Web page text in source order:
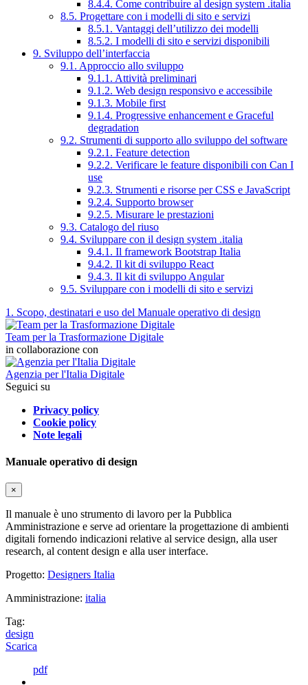
8.4.4. Come contribuire al design system .italia
8.5. Progettare con i modelli di sito e servizi
8.5.1. Vantaggi dell’utilizzo dei modelli
8.5.2. I modelli di sito e servizi disponibili
9. Sviluppo dell’interfaccia
9.1. Approccio allo sviluppo
9.1.1. Attività preliminari
9.1.2. Web design responsivo e accessibile
9.1.3. Mobile first
9.1.4. Progressive enhancement e Graceful
degradation
9.2. Strumenti di supporto allo sviluppo del software
9.2.1. Feature detection
9.2.2. Verificare le feature disponibili con Can I
use
9.2.3. Strumenti e risorse per CSS e JavaScript
9.2.4. Supporto browser
9.2.5. Misurare le prestazioni
9.3. Catalogo del riuso
9.4. Sviluppare con il design system .italia
9.4.1. Il framework Bootstrap Italia
9.4.2. Il kit di sviluppo React
9.4.3. Il kit di sviluppo Angular
9.5. Sviluppare con i modelli di sito e servizi
1. Scopo, destinatari e uso del Manuale operativo di design
Team per la Trasformazione Digitale
in collaborazione con
Agenzia per l'Italia Digitale
Seguici su
Privacy policy
Cookie policy
Note legali
Manuale operativo di design
×
Il manuale è uno strumento di lavoro per la Pubblica
Amministrazione e serve ad orientare la progettazione di ambienti
digitali fornendo indicazioni relative al service design, alla user
research, al content design e alla user interface.
Progetto: Designers Italia
Amministrazione: italia
Tag:
design
Scarica
pdf